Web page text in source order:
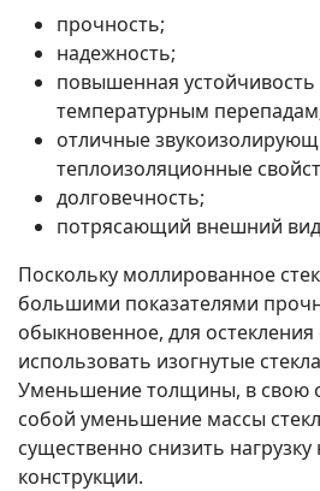
прочность;
надежность;
повышенная устойчивость
температурным
отличные
теплоизоляционные
долговечность;
потрясающий внешний
Поскольку моллированное
большими показателями
обыкновенное, для
использовать изогнутые
Уменьшение толщины, в свою
собой уменьшение массы
существенно снизить
конструкции.